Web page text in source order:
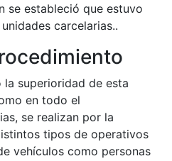
se estableció que estuvo
carcelarias..
la superioridad de esta
en todo el
se realizan por la
tipos de operativos
vehículos como personas